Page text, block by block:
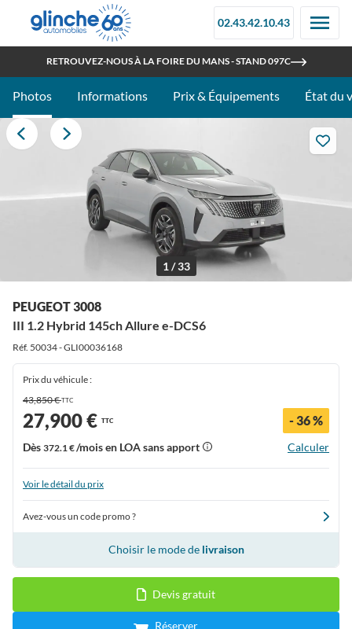
02.43.42.10.43
RETROUVEZ-NOUS À LA FOIRE DU MANS - STAND 097C
OUVERT TOUT L'ÉTÉ
Photos Informations Prix & Équipements État du
1 / 33
PEUGEOT 3008
III 1.2 Hybrid 145ch Allure e-DCS6
Réf. 50034 - GLI00036168
Prix du véhicule :
43,850 €TTC
27,900 € TTC - 36 %
Dès 372.1 €/mois en LOA sans apport Calculer
Voir le détail du prix
Avez-vous un code promo ?
Choisir le mode de livraison
Devis gratuit
Réserver